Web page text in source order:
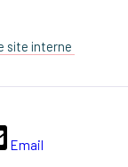
site interne
Email